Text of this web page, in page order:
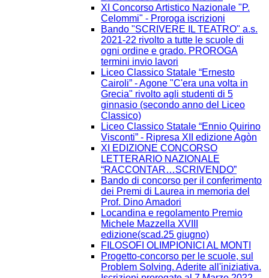
XI Concorso Artistico Nazionale "P.
Celommi" - Proroga iscrizioni
Bando "SCRIVERE IL TEATRO" a.s.
2021-22 rivolto a tutte le scuole di
ogni ordine e grado. PROROGA
termini invio lavori
Liceo Classico Statale “Ernesto
Cairoli” - Agone "C'era una volta in
Grecia" rivolto agli studenti di 5
ginnasio (secondo anno del Liceo
Classico)
Liceo Classico Statale “Ennio Quirino
Visconti” - Ripresa XII edizione Agòn
XI EDIZIONE CONCORSO
LETTERARIO NAZIONALE
“RACCONTAR…SCRIVENDO”
Bando di concorso per il conferimento
dei Premi di Laurea in memoria del
Prof. Dino Amadori
Locandina e regolamento Premio
Michele Mazzella XVIII
edizione(scad.25 giugno)
FILOSOFI OLIMPIONICI AL MONTI
Progetto-concorso per le scuole, sul
Problem Solving. Aderite all'iniziativa.